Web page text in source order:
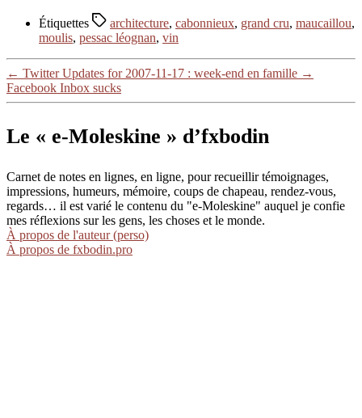
Étiquettes architecture, cabonnieux, grand cru, maucaillou,
moulis, pessac léognan, vin
← Twitter Updates for 2007-11-17 : week-end en famille →
Facebook Inbox sucks
Le « e-Moleskine » d’fxbodin
Carnet de notes en lignes, en ligne, pour recueillir témoignages,
impressions, humeurs, mémoire, coups de chapeau, rendez-vous,
regards… il est varié le contenu du "e-Moleskine" auquel je confie
mes réflexions sur les gens, les choses et le monde.
À propos de l'auteur (perso)
À propos de fxbodin.pro